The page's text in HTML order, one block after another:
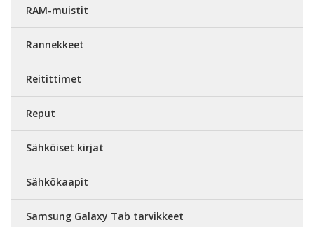
RAM-muistit
Rannekkeet
Reitittimet
Reput
Sähköiset kirjat
Sähkökaapit
Samsung Galaxy Tab tarvikkeet